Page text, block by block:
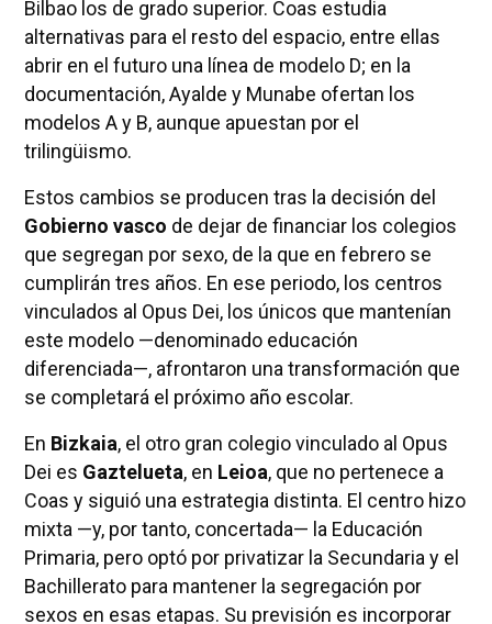
Bilbao los de grado superior. Coas estudia
alternativas para el resto del espacio, entre ellas
abrir en el futuro una línea de modelo D; en la
documentación, Ayalde y Munabe ofertan los
modelos A y B, aunque apuestan por el
trilingüismo.
Estos cambios se producen tras la decisión del
Gobierno vasco de dejar de financiar los colegios
que segregan por sexo, de la que en febrero se
cumplirán tres años. En ese periodo, los centros
vinculados al Opus Dei, los únicos que mantenían
este modelo —denominado educación
diferenciada—, afrontaron una transformación que
se completará el próximo año escolar.
En Bizkaia, el otro gran colegio vinculado al Opus
Dei es Gaztelueta, en Leioa, que no pertenece a
Coas y siguió una estrategia distinta. El centro hizo
mixta —y, por tanto, concertada— la Educación
Primaria, pero optó por privatizar la Secundaria y el
Bachillerato para mantener la segregación por
sexos en esas etapas. Su previsión es incorporar